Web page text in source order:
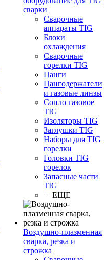
сварки
Сварочные
аппараты TIG
Блоки
охлаждения
Сварочные
горелки TIG
Цанги
Цангодержатели
и газовые линзы
Сопло газовое
TIG
Изоляторы TIG
Заглушки TIG
Наборы для TIG
горелки
Головки TIG
горелок
Запасные части
TIG
+ ЕЩЕ
Воздушно-плазменная
сварка, резка и
строжка